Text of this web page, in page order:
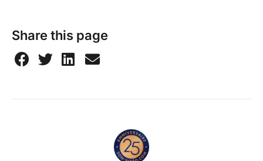
Share this page